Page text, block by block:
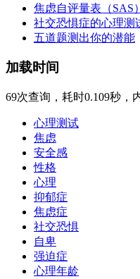
焦虑自评量表（SAS）
社交恐惧症的心理测
五道题测出你的潜能
加载时间
69次查询，耗时0.109秒，
心理测试
焦虑
安全感
性格
心理
抑郁症
焦虑症
社交恐惧
自卑
强迫症
心理年龄